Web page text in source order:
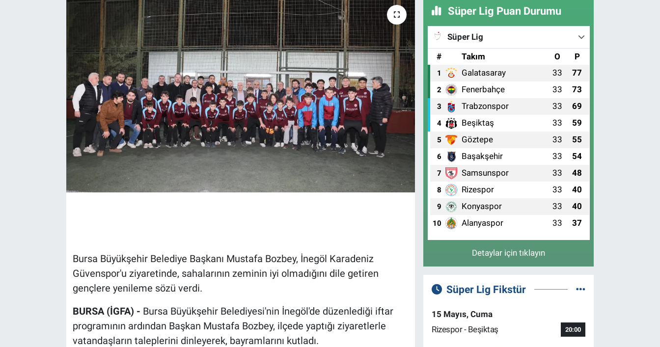
Bursa Büyükşehir Belediye Başkanı Mustafa Bozbey, İnegöl Karadeniz
Güvenspor'u ziyaretinde, sahalarının zeminin iyi olmadığını dile getiren
gençlere yenileme sözü verdi.
BURSA (İGFA) - Bursa Büyükşehir Belediyesi'nin İnegöl'de düzenlediği iftar
programının ardından Başkan Mustafa Bozbey, ilçede yaptığı ziyaretlerle
vatandaşların taleplerini dinleyerek, bayramlarını kutladı.
Süper Lig Puan Durumu
Süper Lig
#
Takım O P
1 Galatasaray 33 77
2 Fenerbahçe 33 73
3 Trabzonspor 33 69
4 Beşiktaş 33 59
5 Göztepe 33 55
6 Başakşehir 33 54
7 Samsunspor 33 48
8 Rizespor 33 40
9 Konyaspor 33 40
10 Alanyaspor 33 37
Detaylar için tıklayın
Süper Lig Fikstür
15 Mayıs, Cuma
Rizespor - Beşiktaş
20:00